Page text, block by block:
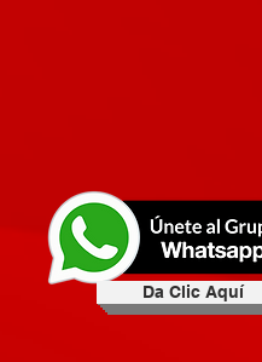
Da Clic Aquí